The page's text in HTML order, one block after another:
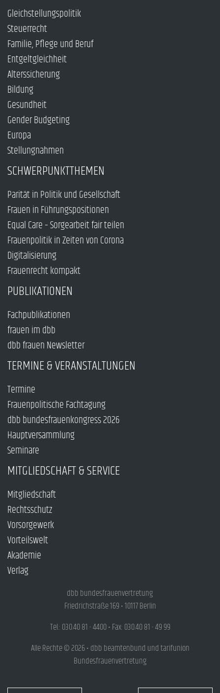
Gleichstellungspolitik
Steuerrecht
Familie, Pflege und Beruf
Entgeltgleichheit
Alterssicherung
Bildung
Gesundheit
Gender Budgeting
Europa
Stellungnahmen
SCHWERPUNKTTHEMEN
Parität in Politik und Gesellschaft
Frauen in Führungspositionen
Equal Care – Sorgearbeit fair teilen
Frauenpolitik in Zeiten von Corona
Digitalisierung
Frauenrecht kompakt
PUBLIKATIONEN
Fachpublikationen
frauen im dbb
dbb frauen Newsletter
TERMINE & VERANSTALTUNGEN
Termine
Frauenpolitische Fachtagung
dbb bundesfrauenkongress 2026
Hauptversammlung
Seminare
MITGLIEDSCHAFT & SERVICE
Mitgliedschaft
Rechtsschutz
Vorsorgewerk
Vorteilswelt
Akademie
Verlag
dbb bundesfrauenvertretung
Friedrichstraße 169 • 10117 Berlin
Tel.: 030.40 81 - 4400 • Fax: 030.40 81 - 49 99
Alle Rechte © 2026 • dbb beamtenbund und tarifunion
Bundesfrauenvertretung